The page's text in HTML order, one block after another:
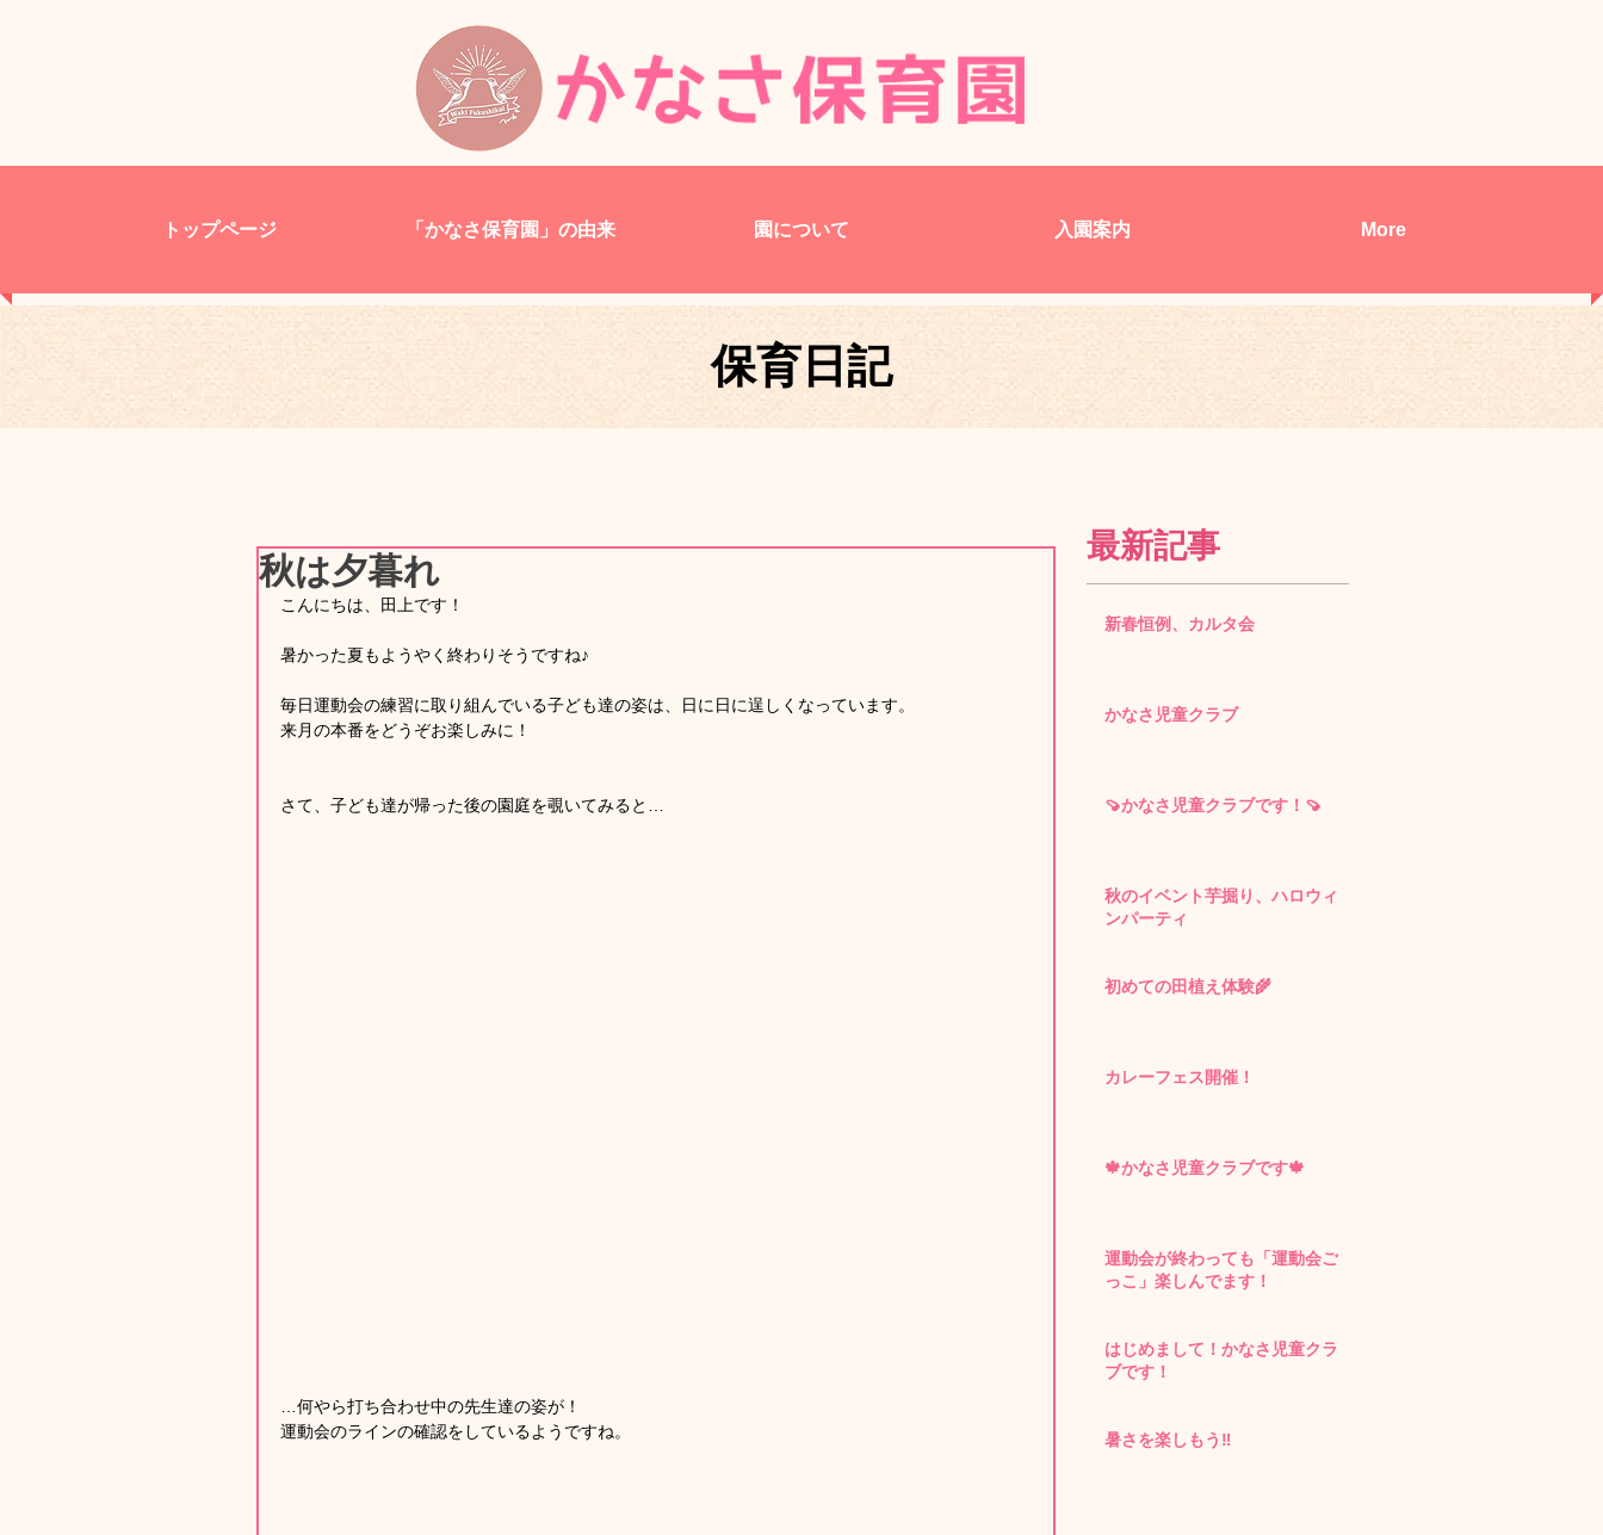
トップページ 「かなさ保育園」の由来 園について 入園案内 More
保育日記
秋は夕暮れ
こんにちは、田上です！
暑かった夏もようやく終わりそうですね♪
毎日運動会の練習に取り組んでいる子ども達の姿は、日に日に逞しくなっています。
来月の本番をどうぞお楽しみに！
さて、子ども達が帰った後の園庭を覗いてみると…
…何やら打ち合わせ中の先生達の姿が！
運動会のラインの確認をしているようですね。
最新記事
新春恒例、カルタ会
かなさ児童クラブ
🍠かなさ児童クラブです！🍠
秋のイベント芋掘り、ハロウィ
ンパーティ
初めての田植え体験🌾
カレーフェス開催！
🍁かなさ児童クラブです🍁
運動会が終わっても「運動会ご
っこ」楽しんでます！
はじめまして！かなさ児童クラ
ブです！
暑さを楽しもう‼